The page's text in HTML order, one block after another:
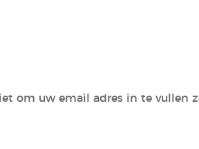
om uw email adres in te